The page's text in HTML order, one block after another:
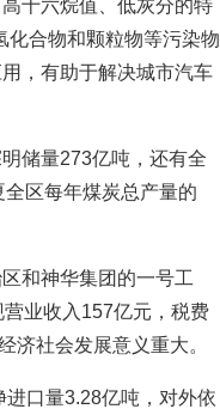
十六烷值、低灰分的特
合物和颗粒物等污染物
，有助于解决城市汽车
储量273亿吨，还有全
区每年煤炭总产量的
和神华集团的一号工
业收入157亿元，税费
济社会发展意义重大。
口量3.28亿吨，对外依